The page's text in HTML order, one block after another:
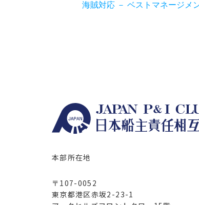
海賊対応 － ベストマネージメ
本部所在地
〒107-0052
東京都港区赤坂2-23-1